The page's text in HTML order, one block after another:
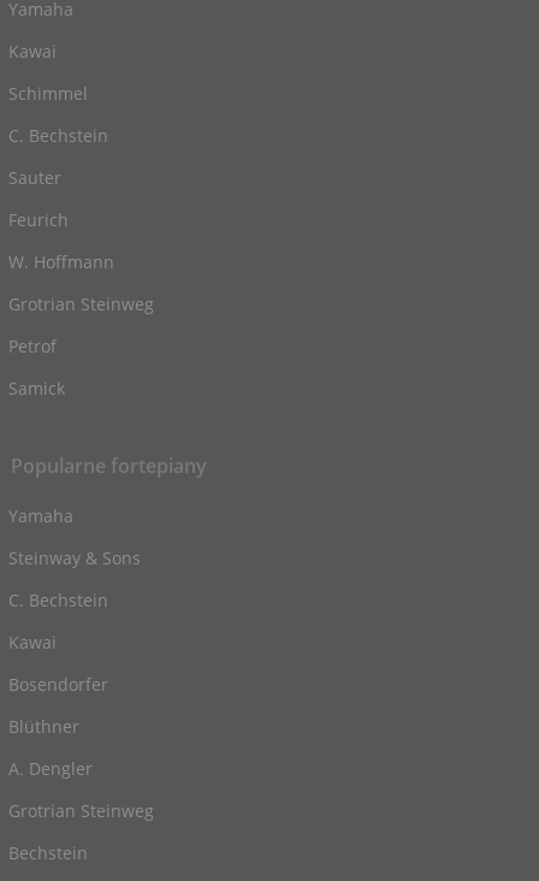
Yamaha
Kawai
Schimmel
C. Bechstein
Sauter
Feurich
W. Hoffmann
Grotrian Steinweg
Petrof
Samick
Popularne fortepiany
Yamaha
Steinway & Sons
C. Bechstein
Kawai
Bosendorfer
Blüthner
A. Dengler
Grotrian Steinweg
Bechstein